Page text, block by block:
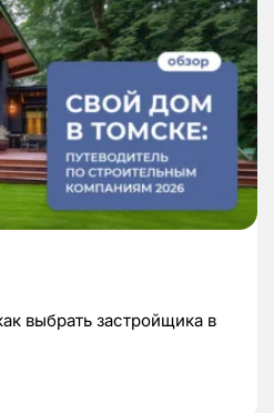
выбрать застройщика в